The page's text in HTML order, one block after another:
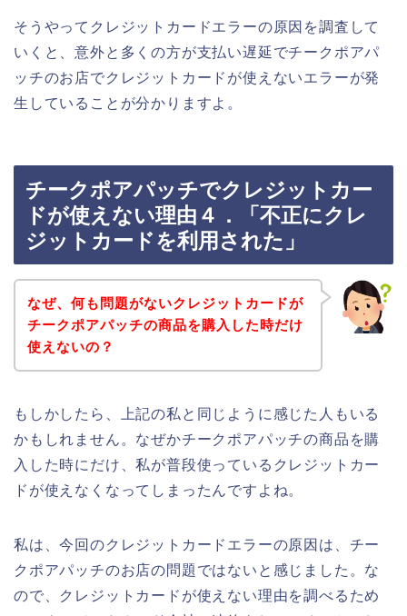
そうやってクレジットカードエラーの原因を調査して
いくと、意外と多くの方が支払い遅延でチークポアパ
ッチのお店でクレジットカードが使えないエラーが発
生していることが分かりますよ。
チークポアパッチでクレジットカー
ドが使えない理由４．「不正にクレ
ジットカードを利用された」
なぜ、何も問題がないクレジットカードが
チークポアパッチの商品を購入した時だけ
使えないの？
もしかしたら、上記の私と同じように感じた人もいる
かもしれません。なぜかチークポアパッチの商品を購
入した時にだけ、私が普段使っているクレジットカー
ドが使えなくなってしまったんですよね。
私は、今回のクレジットカードエラーの原因は、チー
クポアパッチのお店の問題ではないと感じました。な
ので、クレジットカードが使えない理由を調べるため